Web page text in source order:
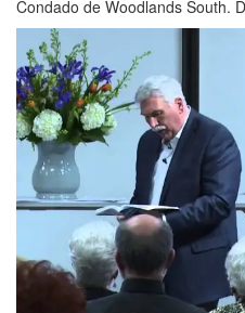
Condado de Woodlands South.